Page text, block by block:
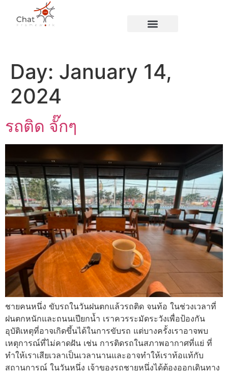
Day: January 14,
2024
รถติด จั๊กๆ
ชายคนหนึ่ง ขับรถในวันฝนตกแล้วรถติด จนท้อ ในช่วงเวลาที่
ฝนตกหนักและถนนเปียกน้ำ เราควรระมัดระวังเพื่อป้องกัน
อุบัติเหตุที่อาจเกิดขึ้นได้ในการขับรถ แต่บางครั้งเราอาจพบ
เหตุการณ์ที่ไม่คาดฝัน เช่น การติดรถในสภาพอากาศที่แย่ ที่
ทำให้เราเสียเวลาเป็นเวลานานและอาจทำให้เราท้อแท้กับ
สถานการณ์ ในวันหนึ่ง เจ้าของรถชายหนึ่งได้ต้องออกเดินทาง